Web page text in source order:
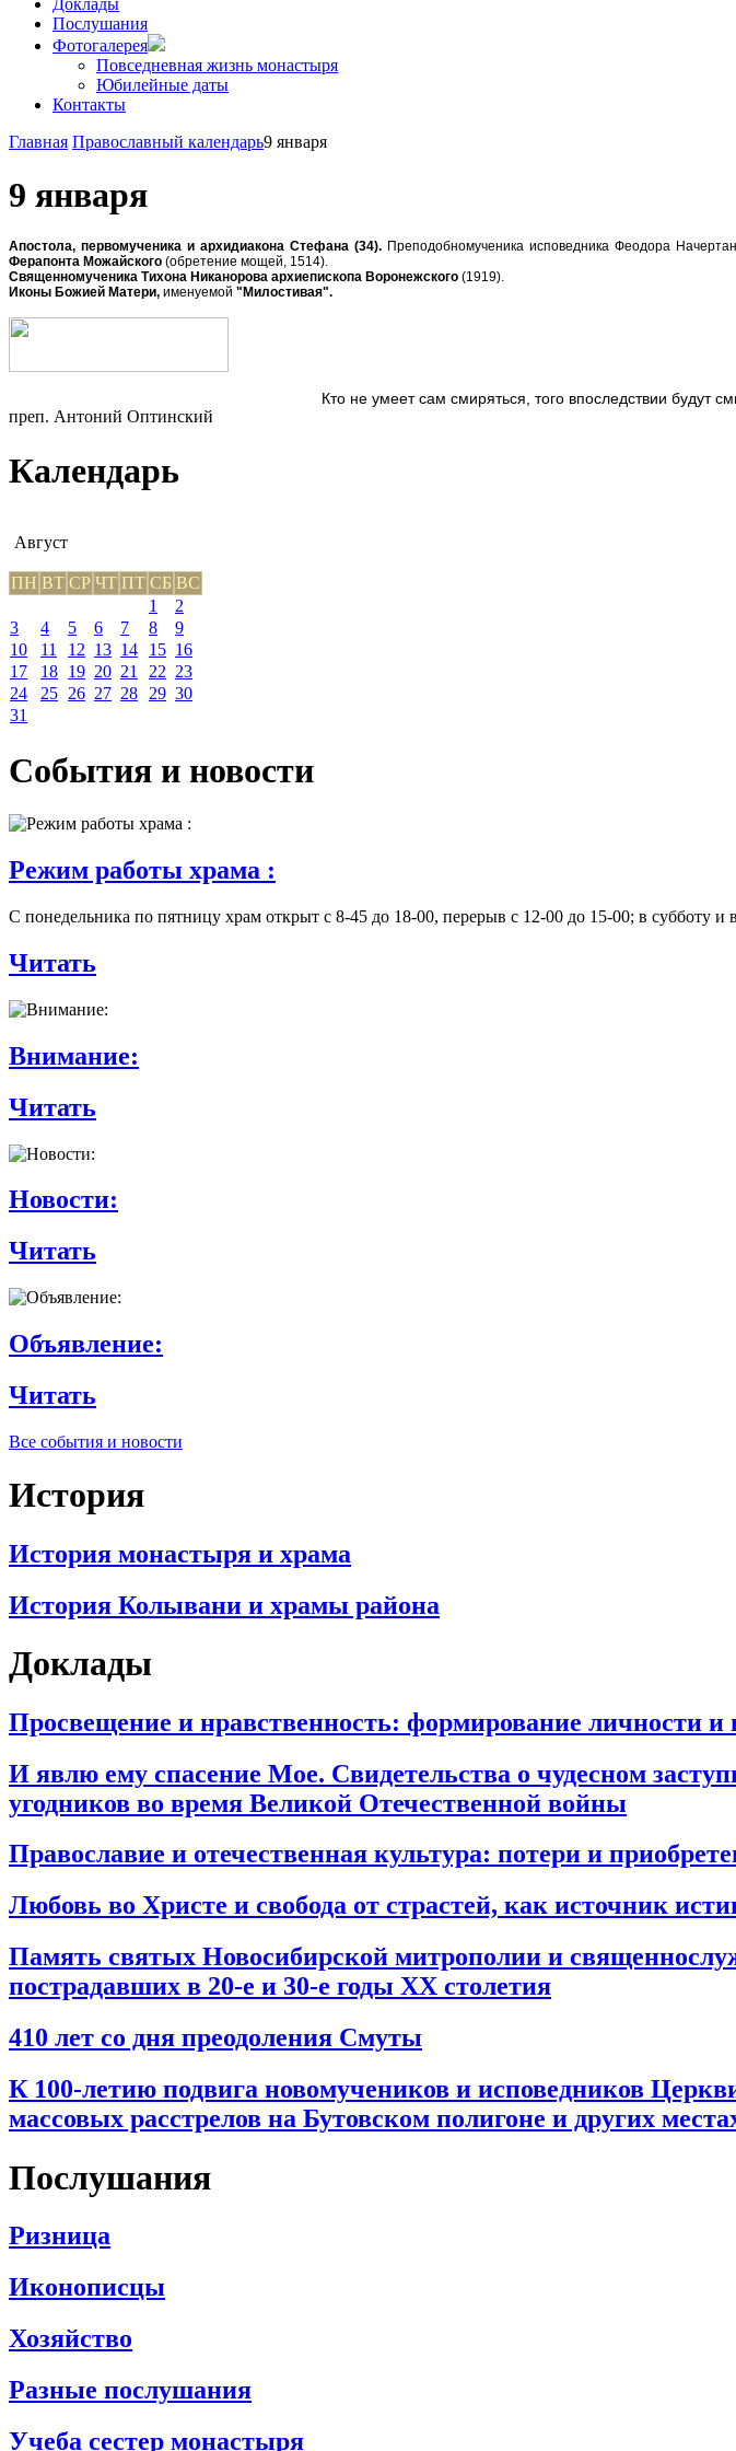
Послушания
Фотогалерея
Повседневная жизнь монастыря
Юбилейные даты
Контакты
Главная Православный календарь9 января
9 января
Апостола, первомученика и архидиакона Стефана (34).Преподобномученика исповедника Феодора
Ферапонта Можайского (обретение мощей, 1514).
Священномученика Тихона Никанорова архиепископа Воронежского (1919).
Иконы Божией Матери, именуемой "Милостивая".
Кто не умеет сам смиряться, того впоследствии будут
преп. Антоний Оптинский
Календарь
Август
ПН ВТ СР ЧТ ПТ СБ ВС
1
2
3
4 5 6 7 8
9
10
11 12 13 14 15 16
17
18 19 20 21 22 23
24
25 26 27 28 29 30
31
События и новости
Режим работы храма :
С понедельника по пятницу храм открыт с 8-45 до 18-00, перерыв с 12-00 до 15-00; в субботу и
Читать
Внимание:
Читать
Новости:
Читать
Объявление:
Читать
Все события и новости
История
История монастыря и хрaма
История Колывани и храмы района
Доклады
Просвещение и нравственность: формирование личности
И явлю ему спасение Мое. Свидетельства о чудесном
угодников во время Великой Отечественной войны
Православие и отечественная культура: потери и
Любовь во Христе и свобода от страстей, как источник
Память святых Новосибирской митрополии и
пострадавших в 20-е и 30-е годы ХХ столетия
410 лет со дня преодоления Смуты
К 100-летию подвига новомучеников и исповедников
массовых расстрелов на Бутовском полигоне и других
Послушания
Ризница
Иконописцы
Хозяйство
Разные послушания
Учеба сестер монастыря